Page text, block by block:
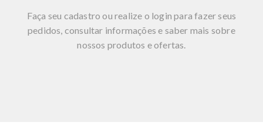
Faça seu cadastro ou realize o login para fazer seus
pedidos, consultar informações e saber mais sobre
nossos produtos e ofertas.